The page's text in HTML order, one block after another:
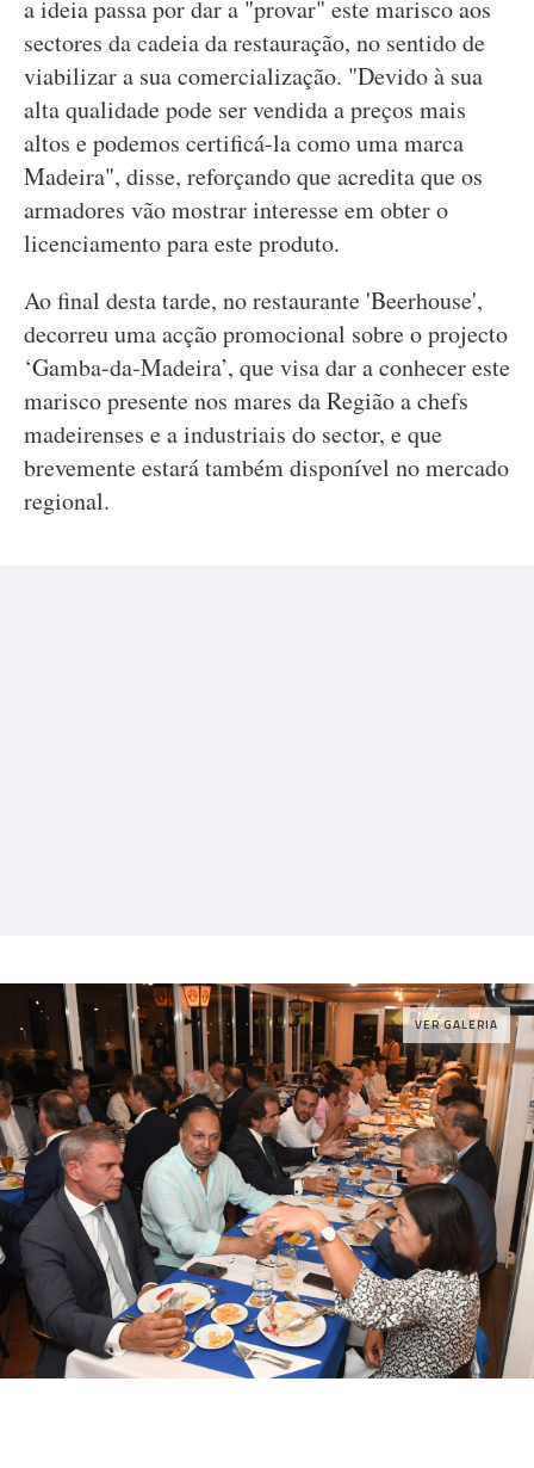
a ideia passa por dar a "provar" este marisco aos
sectores da cadeia da restauração, no sentido de
viabilizar a sua comercialização. "Devido à sua
alta qualidade pode ser vendida a preços mais
altos e podemos certificá-la como uma marca
Madeira", disse, reforçando que acredita que os
armadores vão mostrar interesse em obter o
licenciamento para este produto.
Ao final desta tarde, no restaurante 'Beerhouse',
decorreu uma acção promocional sobre o projecto
‘Gamba-da-Madeira’, que visa dar a conhecer este
marisco presente nos mares da Região a chefs
madeirenses e a industriais do sector, e que
brevemente estará também disponível no mercado
regional.
VER GALERIA